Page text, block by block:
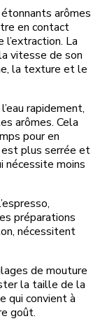
arômes
en contact
l’extraction. La
vitesse de son
la texture et le
rapidement,
arômes. Cela
pour en
plus serrée et
nécessite moins
préparations
nécessitent
de mouture
la taille de la
qui convient à
goût.